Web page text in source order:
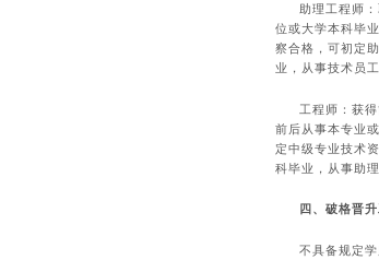
助理工程师
位或大学本科毕
察合格，可初定
业，从事技术员
工程师：获
前后从事本专业
定中级专业技术
科毕业，从事助
四、破格晋
不具备规定